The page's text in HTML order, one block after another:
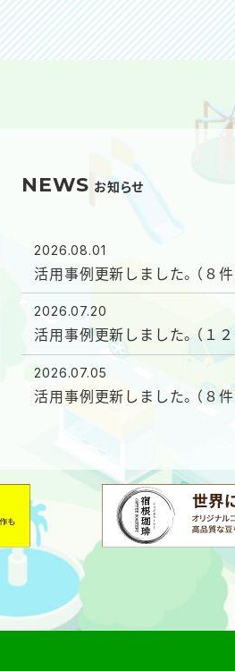
NEWS お知らせ
2026.08.01
活用事例更新しました。（８件
2026.07.20
活用事例更新しました。（１２
2026.07.05
活用事例更新しました。（８件